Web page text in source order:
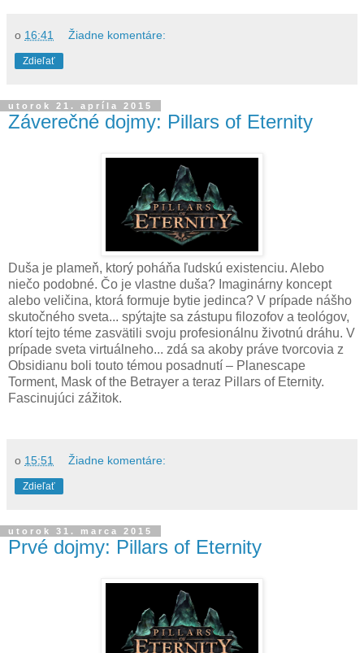
o 16:41 Žiadne komentáre:
Zdieľať
utorok 21. apríla 2015
Záverečné dojmy: Pillars of Eternity
Duša je plameň, ktorý poháňa ľudskú existenciu. Alebo
niečo podobné. Čo je vlastne duša? Imaginárny koncept
alebo veličina, ktorá formuje bytie jedinca? V prípade nášho
skutočného sveta... spýtajte sa zástupu filozofov a teológov,
ktorí tejto téme zasvätili svoju profesionálnu životnú dráhu. V
prípade sveta virtuálneho... zdá sa akoby práve tvorcovia z
Obsidianu boli touto témou posadnutí – Planescape
Torment, Mask of the Betrayer a teraz Pillars of Eternity.
Fascinujúci zážitok.
o 15:51 Žiadne komentáre:
Zdieľať
utorok 31. marca 2015
Prvé dojmy: Pillars of Eternity